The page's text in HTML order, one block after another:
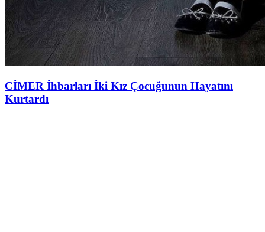
CİMER İhbarları İki Kız Çocuğunun Hayatını
Kurtardı